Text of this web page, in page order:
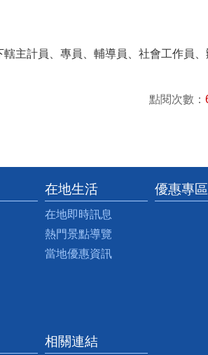
主計員、專員、輔導員、社會工作員
點閱次數：
在地生活
在地即時訊息
熱門景點導覽
當地優惠資訊
優惠專區
相關連結